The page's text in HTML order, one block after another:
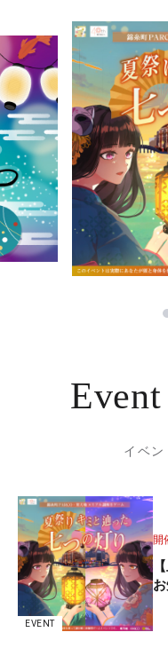
ニュース
レストラン・カフェ
TAX FREE
PARCOメンバーズ
JP
한국어
ภาษาไทย
日本語
イベン
EVENT
開